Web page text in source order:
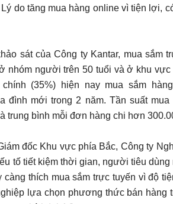
Lý do tăng mua hàng online vì tiện lợi,
sát của Công ty Kantar, mua sắm
nhóm người trên 50 tuổi và ở khu
(35%) hiện nay mua sắm
đình mới trong 2 năm. Tần suất
trung bình mỗi đơn hàng chi hơn
đốc Khu vực phía Bắc, Công ty
tố tiết kiệm thời gian, người tiêu
càng thích mua sắm trực tuyến vì độ
lựa chọn phương thức bán